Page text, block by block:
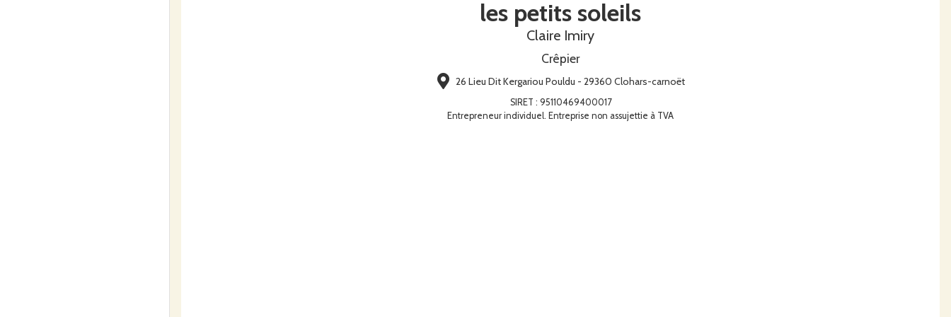
les petits soleils
Claire Imiry
Crêpier
26 Lieu Dit Kergariou Pouldu - 29360 Clohars-carnoët
SIRET : 95110469400017
Entrepreneur individuel. Entreprise non assujettie à TVA